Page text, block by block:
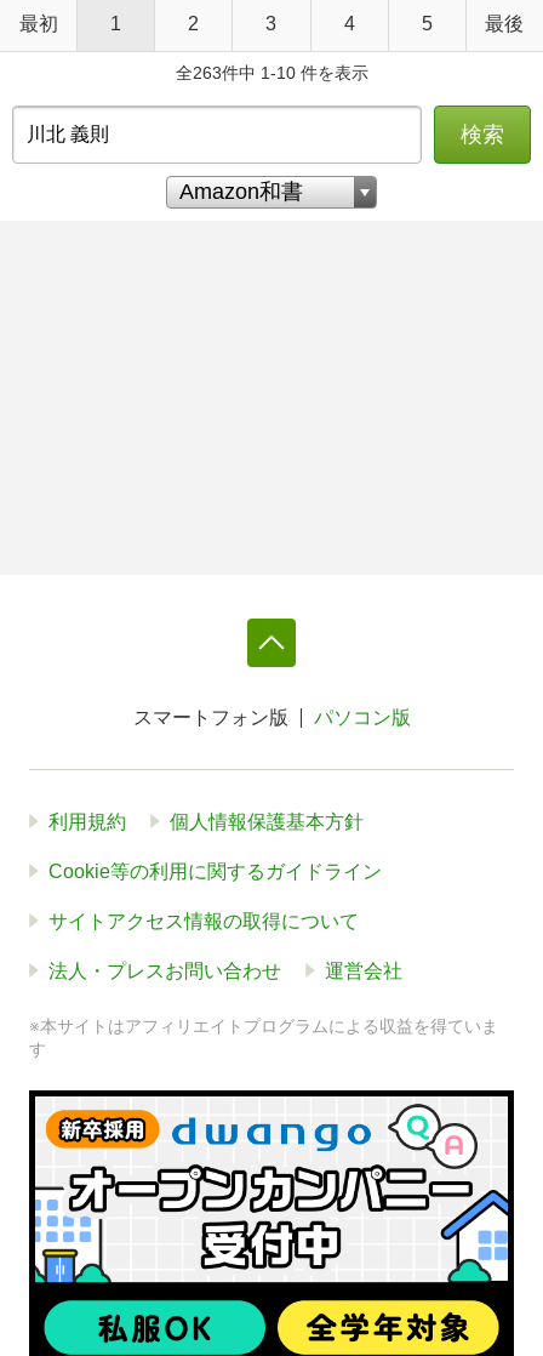
最初 1 2 3 4 5 最後
全263件中 1-10 件を表示
検索
スマートフォン版 パソコン版
利用規約 個人情報保護基本方針
Cookie等の利用に関するガイドライン
サイトアクセス情報の取得について
法人・プレスお問い合わせ 運営会社
※本サイトはアフィリエイトプログラムによる収益を得ていま
す